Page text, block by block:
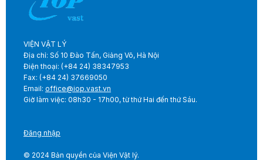
VIỆN VẬT LÝ
Địa chỉ: Số 10 Đào Tấn, Giảng Võ, Hà Nội
Điện thoại: (+84 24) 38347953
Fax: (+84 24) 37669050
Email: office@iop.vast.vn
Giờ làm việc: 08h30 - 17h00, từ thứ Hai đến thứ Sáu.
Đăng nhập
© 2024 Bản quyền của Viện Vật lý.